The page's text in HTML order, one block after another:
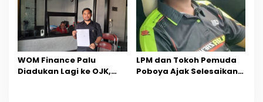
‎WOM Finance Palu
Diadukan Lagi ke OJK,
LPM dan Tokoh Pemuda
Poboya Ajak Selesaikan